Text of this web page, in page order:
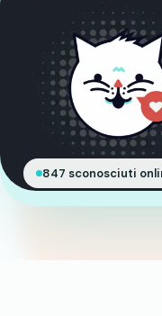
847 sconosciuti